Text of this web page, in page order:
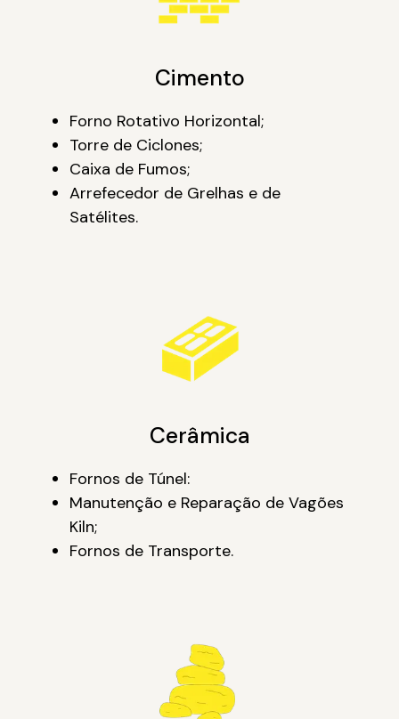
Cimento
Forno Rotativo Horizontal;
Torre de Ciclones;
Caixa de Fumos;
Arrefecedor de Grelhas e de
Satélites.
Cerâmica
Fornos de Túnel:
Manutenção e Reparação de Vagões
Kiln;
Fornos de Transporte.